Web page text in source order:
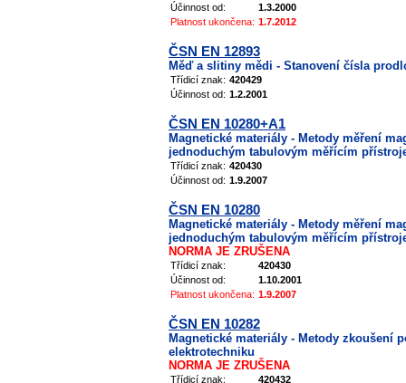
Účinnost od:
1.3.2000
Platnost ukončena: 1.7.2012
ČSN EN 12893
Měď a slitiny mědi - Stanovení čísla
Třídicí znak: 420429
Účinnost od: 1.2.2001
ČSN EN 10280+A1
Magnetické materiály - Metody měření
jednoduchým tabulovým měřícím
Třídicí znak: 420430
Účinnost od: 1.9.2007
ČSN EN 10280
Magnetické materiály - Metody měření
jednoduchým tabulovým měřícím
NORMA JE ZRUŠENA
Třídicí znak:
420430
Účinnost od:
1.10.2001
Platnost ukončena: 1.9.2007
ČSN EN 10282
Magnetické materiály - Metody zkoušení
elektrotechniku
NORMA JE ZRUŠENA
Třídicí znak:
420432